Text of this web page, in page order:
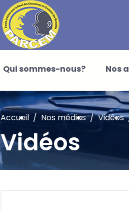
Qui sommes-nous? Nos
Vidéos
Accueil Nos médias Vidéos